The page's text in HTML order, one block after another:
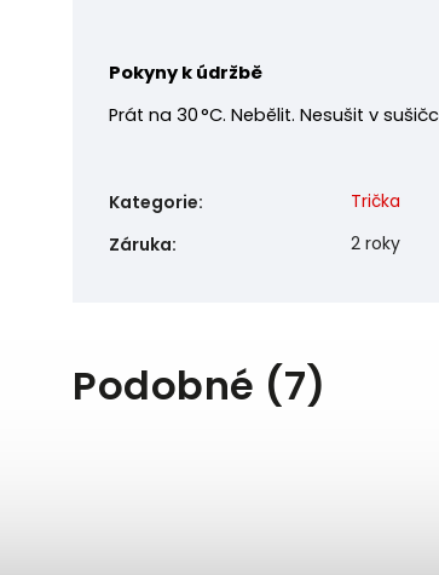
Pokyny k údržbě
Prát na 30 °C. Nebělit. Nesušit v
Kategorie:
Trička
Záruka: 2 roky
Podobné (7)